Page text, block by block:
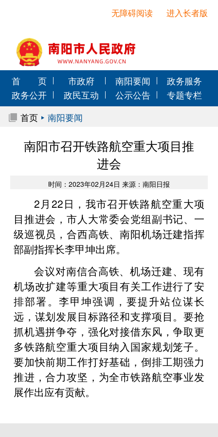
进入长者版
无障碍阅读
首 页 市政府 南阳要闻
政务服务
政务公开
政民互动 公示公告
专题专栏
首页
南阳要闻
南阳市召开铁路航空重大项目推
进会
时间：2023年02月24日 来源：南阳日报
2月22日，我市召开铁路航空重大项
目推进会，市人大常委会党组副书记、一
级巡视员，合西高铁、南阳机场迁建指挥
部副指挥长李甲坤出席。
会议对南信合高铁、机场迁建、现有
机场改扩建等重大项目有关工作进行了安
排部署。李甲坤强调，要提升站位谋长
远，谋划发展目标路径和支撑项目。要抢
抓机遇拼争夺，强化对接借东风，争取更
多铁路航空重大项目纳入国家规划笼子。
要加快前期工作打好基础，倒排工期强力
推进，合力攻坚，为全市铁路航空事业发
展作出应有贡献。